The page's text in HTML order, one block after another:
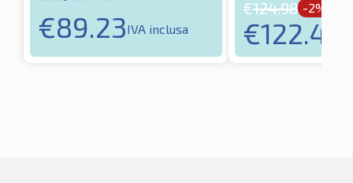
€89.23IVA inclusa
€124.98 -2%
€122.48